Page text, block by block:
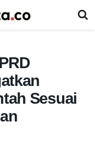
Sesuai